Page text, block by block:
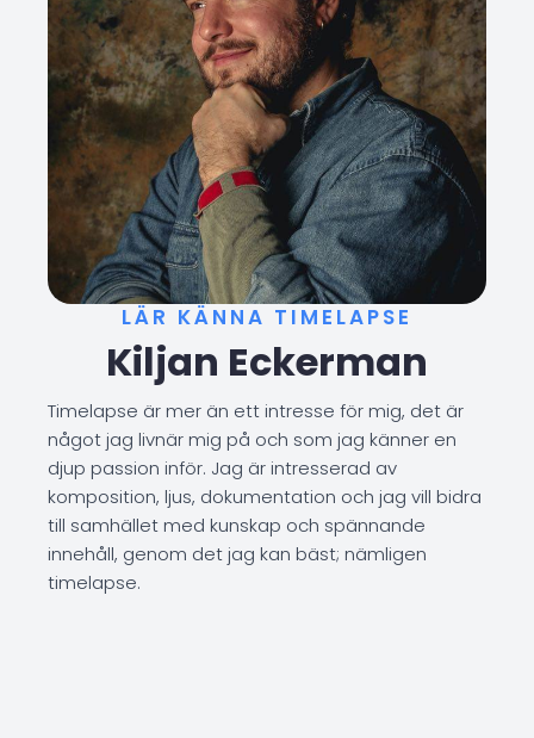
LÄR KÄNNA TIMELAPSE
Kiljan Eckerman
Timelapse är mer än ett intresse för mig, det är
något jag livnär mig på och som jag känner en
djup passion inför. Jag är intresserad av
komposition, ljus, dokumentation och jag vill bidra
till samhället med kunskap och spännande
innehåll, genom det jag kan bäst; nämligen
timelapse.